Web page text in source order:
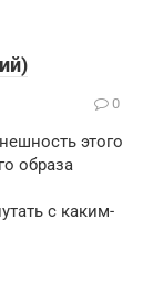
0
этого
образа
с каким-